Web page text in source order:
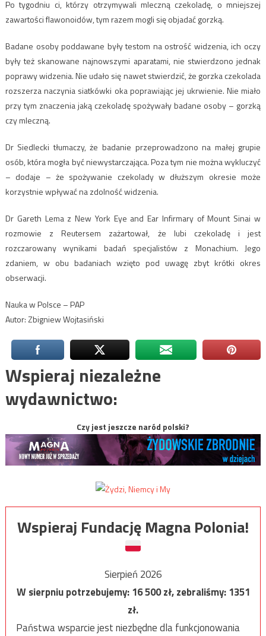
Po tygodniu ci, którzy otrzymywali mleczną czekoladę, o mniejszej
zawartości flawonoidów, tym razem mogli się objadać gorzką.
Badane osoby poddawane były testom na ostrość widzenia, ich oczy
były też skanowane najnowszymi aparatami, nie stwierdzono jednak
poprawy widzenia. Nie udało się nawet stwierdzić, że gorzka czekolada
rozszerza naczynia siatkówki oka poprawiając jej ukrwienie. Nie miało
przy tym znaczenia jaką czekoladę spożywały badane osoby – gorzką
czy mleczną.
Dr Siedlecki tłumaczy, że badanie przeprowadzono na małej grupie
osób, która mogła być niewystarczająca. Poza tym nie można wykluczyć
– dodaje – że spożywanie czekolady w dłuższym okresie może
korzystnie wpływać na zdolność widzenia.
Dr Gareth Lema z New York Eye and Ear Infirmary of Mount Sinai w
rozmowie z Reutersem zażartował, że lubi czekoladę i jest
rozczarowany wynikami badań specjalistów z Monachium. Jego
zdaniem, w obu badaniach wzięto pod uwagę zbyt krótki okres
obserwacji.
Nauka w Polsce – PAP
Autor: Zbigniew Wojtasiński
Wspieraj niezależne
wydawnictwo:
Czy jest jeszcze naród polski?
Wspieraj Fundację Magna Polonia!
Sierpień 2026
W sierpniu potrzebujemy:16 500zł, zebraliśmy:1351
zł.
Państwa wsparcie jest niezbędne dla funkcjonowania